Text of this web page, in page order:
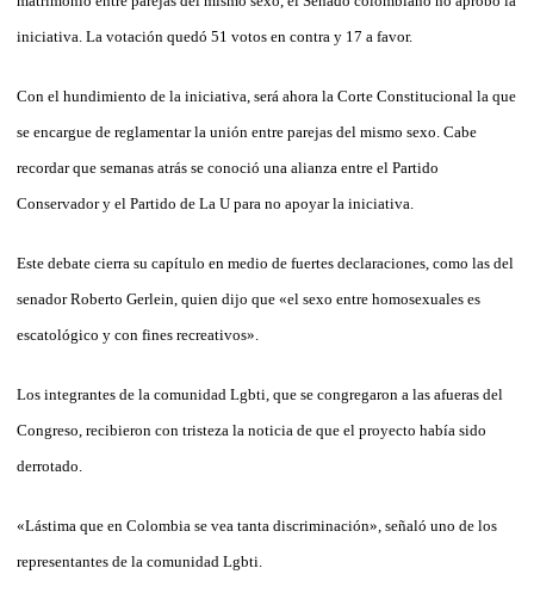
iniciativa. La votación quedó 51 votos en contra y 17 a favor.
Con el hundimiento de la iniciativa, será ahora la Corte Constitucional la que
se encargue de reglamentar la unión entre parejas del mismo sexo. Cabe
recordar que semanas atrás se conoció una alianza entre el Partido
Conservador y el Partido de La U para no apoyar la iniciativa.
Este debate cierra su capítulo en medio de fuertes declaraciones, como las del
senador Roberto Gerlein, quien dijo que «el sexo entre homosexuales es
escatológico y con fines recreativos».
Los integrantes de la comunidad Lgbti, que se congregaron a las afueras del
Congreso, recibieron con tristeza la noticia de que el proyecto había sido
derrotado.
«Lástima que en Colombia se vea tanta discriminación», señaló uno de los
representantes de la comunidad Lgbti.